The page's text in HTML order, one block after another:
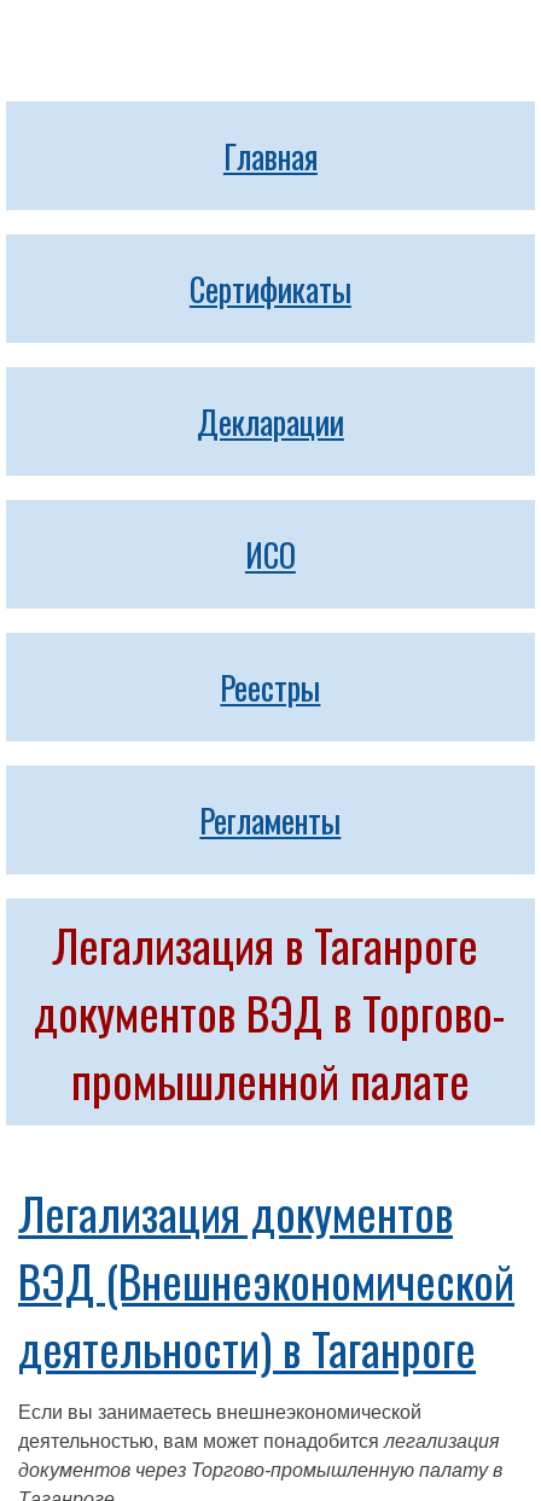
Главная
Сертификаты
Декларации
ИСО
Реестры
Регламенты
Легализация в Таганроге
документов ВЭД в Торгово-
промышленной палате
Легализация документов
ВЭД (Внешнеэкономической
деятельности) в Таганроге
Если вы занимаетесь внешнеэкономической
деятельностью, вам может понадобится легализация
документов через Торгово-промышленную палату в